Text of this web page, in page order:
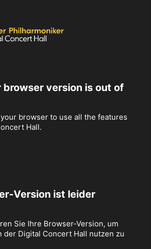
browser version is out of
browser to use all the features
Hall.
Version ist leider
Sie Ihre Browser-Version, um
der Digital Concert Hall nutzen zu